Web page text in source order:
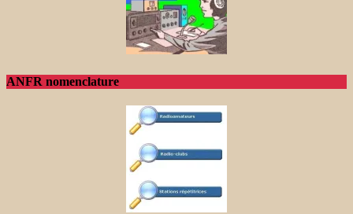
ANFR nomenclature